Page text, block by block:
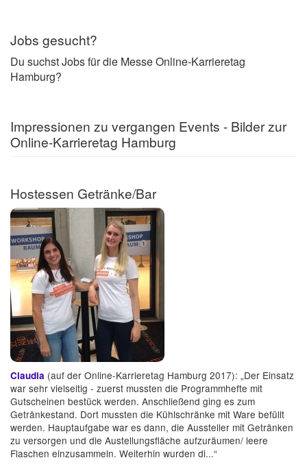
Jobs gesucht?
Du suchst Jobs für die Messe Online-Karrieretag
Hamburg?
Impressionen zu vergangen Events - Bilder zur
Online-Karrieretag Hamburg
Hostessen Getränke/Bar
Claudia (auf der Online-Karrieretag Hamburg 2017): „Der Einsatz
war sehr vielseitig - zuerst mussten die Programmhefte mit
Gutscheinen bestück werden. Anschließend ging es zum
Getränkestand. Dort mussten die Kühlschränke mit Ware befüllt
werden. Hauptaufgabe war es dann, die Aussteller mit Getränken
zu versorgen und die Austellungsfläche aufzuräumen/ leere
Flaschen einzusammeln. Weiterhin wurden di...“